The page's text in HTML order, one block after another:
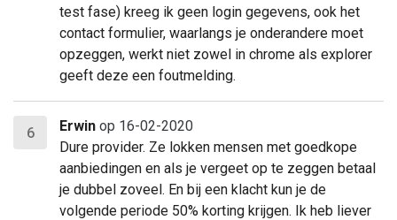
test fase) kreeg ik geen login gegevens, ook het
contact formulier, waarlangs je onderandere moet
opzeggen, werkt niet zowel in chrome als explorer
geeft deze een foutmelding.
6 Erwin op 16-02-2020
Dure provider. Ze lokken mensen met goedkope
aanbiedingen en als je vergeet op te zeggen betaal
je dubbel zoveel. En bij een klacht kun je de
volgende periode 50% korting krijgen. Ik heb liever